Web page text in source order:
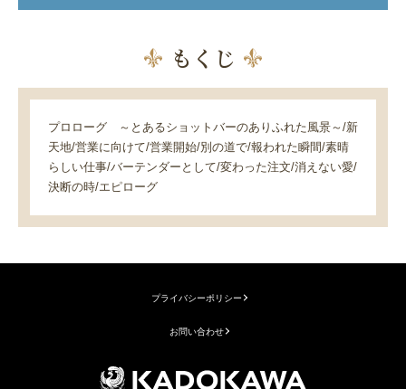
もくじ
プロローグ ～とあるショットバーのありふれた風景～/新
天地/営業に向けて/営業開始/別の道で/報われた瞬間/素晴
らしい仕事/バーテンダーとして/変わった注文/消えない愛/
決断の時/エピローグ
プライバシーポリシー
お問い合わせ